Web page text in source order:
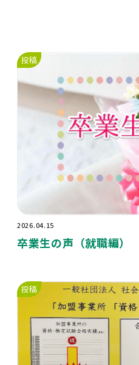
投稿
2026.04.15
卒業生の声（就職編）
投稿